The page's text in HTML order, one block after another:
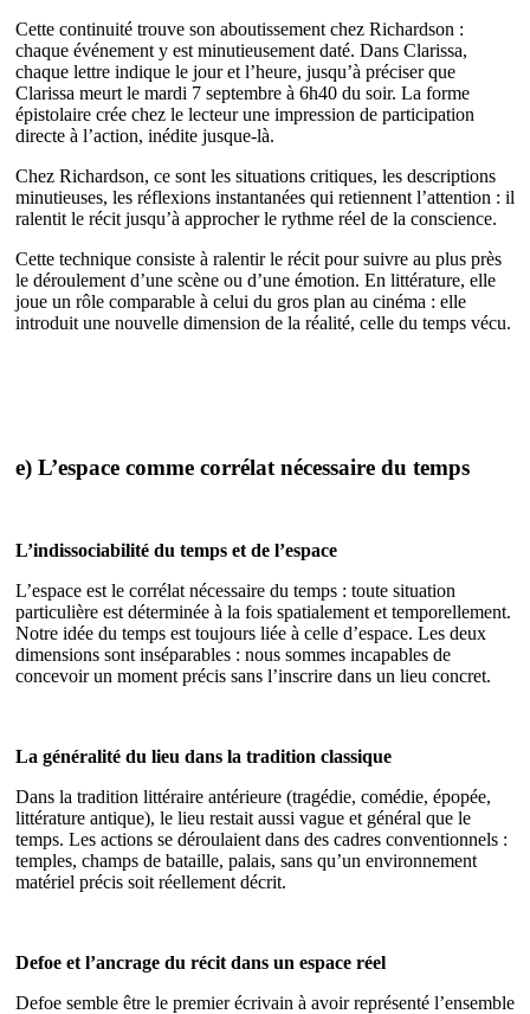
Cette continuité trouve son aboutissement chez Richardson :
chaque événement y est minutieusement daté. Dans Clarissa,
chaque lettre indique le jour et l’heure, jusqu’à préciser que
Clarissa meurt le mardi 7 septembre à 6h40 du soir. La forme
épistolaire crée chez le lecteur une impression de participation
directe à l’action, inédite jusque-là.
Chez Richardson, ce sont les situations critiques, les descriptions
minutieuses, les réflexions instantanées qui retiennent l’attention : il
ralentit le récit jusqu’à approcher le rythme réel de la conscience.
Cette technique consiste à ralentir le récit pour suivre au plus près
le déroulement d’une scène ou d’une émotion. En littérature, elle
joue un rôle comparable à celui du gros plan au cinéma : elle
introduit une nouvelle dimension de la réalité, celle du temps vécu.
e) L’espace comme corrélat nécessaire du temps
L’indissociabilité du temps et de l’espace
L’espace est le corrélat nécessaire du temps : toute situation
particulière est déterminée à la fois spatialement et temporellement.
Notre idée du temps est toujours liée à celle d’espace. Les deux
dimensions sont inséparables : nous sommes incapables de
concevoir un moment précis sans l’inscrire dans un lieu concret.
La généralité du lieu dans la tradition classique
Dans la tradition littéraire antérieure (tragédie, comédie, épopée,
littérature antique), le lieu restait aussi vague et général que le
temps. Les actions se déroulaient dans des cadres conventionnels :
temples, champs de bataille, palais, sans qu’un environnement
matériel précis soit réellement décrit.
Defoe et l’ancrage du récit dans un espace réel
Defoe semble être le premier écrivain à avoir représenté l’ensemble